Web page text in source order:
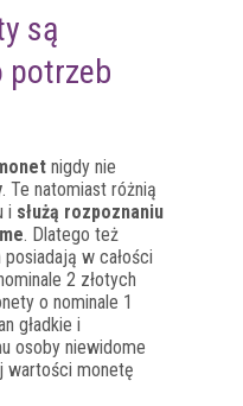
są
potrzeb
nigdy nie
. Te natomiast różnią
i służą rozpoznaniu
. Dlatego też
w całości
2 złotych
o nominale 1
gładkie i
osoby niewidome
wartości monetę